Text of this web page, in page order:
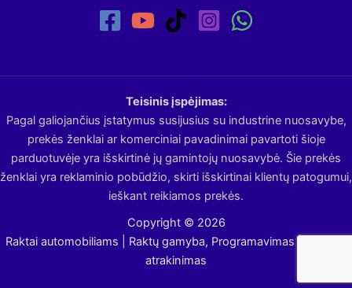
Teisinis įspėjimas:
Pagal galiojančius įstatymus susijusius su industrine nuosavybe,
prekės ženklai ar komerciniai pavadinimai pavartoti šioje
parduotuvėje yra išskirtinė jų gamintojų nuosavybė. Šie prekės
ženklai yra reklaminio pobūdžio, skirti išskirtinai klientų patogumui,
ieškant reikiamos prekės.
Copyright © 2026
Raktai automobiliams | Raktų gamyba, Programavimas | Avarinis
atrakinimas